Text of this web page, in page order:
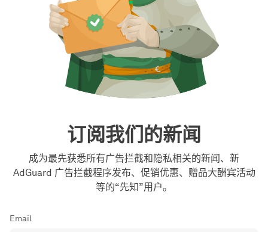
订阅我们的新闻
成为最先获悉所有广告拦截和隐私相关的新闻、新
AdGuard 广告拦截程序发布、促销优惠、赠品大酬宾活动
等的“先知”用户。
Email